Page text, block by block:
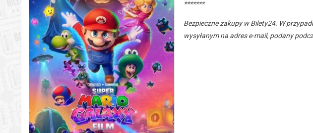
*******
Bezpieczne zakupy w Bilety24. W
wysyłanym na adres e-mail, podany